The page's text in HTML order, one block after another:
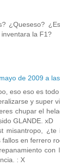
¿Queseso?
la F1?
de 2009 a
eso eso es todo
y super
chupar el
GLANDE. xD
misantropo, ¿te
en ferrero
con
: X